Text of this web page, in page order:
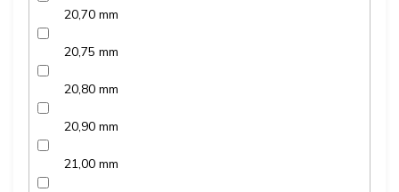
20,70 mm
20,75 mm
20,80 mm
20,90 mm
21,00 mm